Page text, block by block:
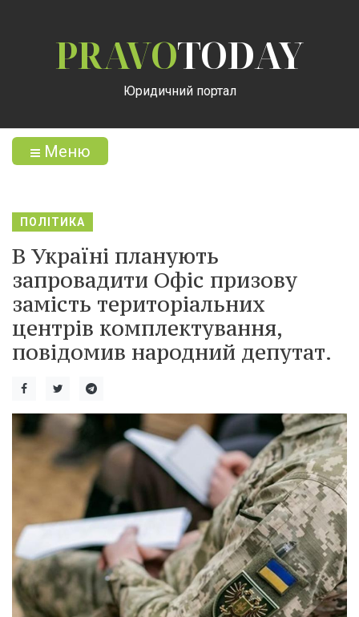
PRAVOTODAY
Юридичний портал
Меню
ПОЛІТИКА
В Україні планують
запровадити Офіс призову
замість територіальних
центрів комплектування,
повідомив народний депутат.